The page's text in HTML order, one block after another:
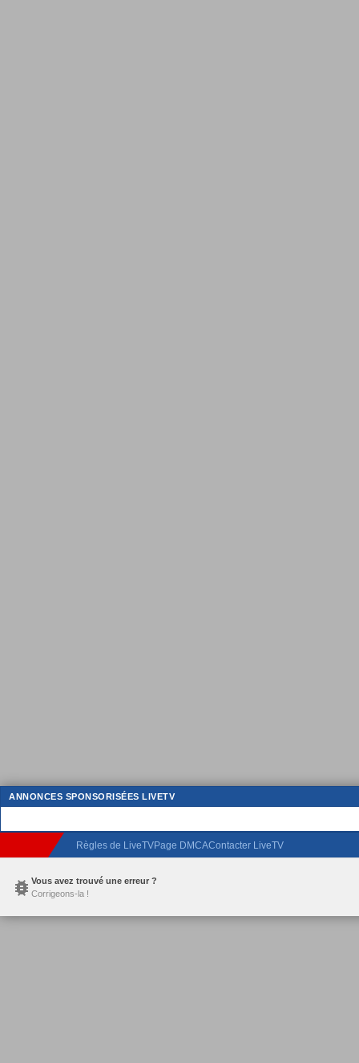
ANNONCES SPONSORISÉES LIVETV
Règles de LiveTVPage DMCAContacter LiveTV
Vous avez trouvé une erreur ?
Corrigeons-la !